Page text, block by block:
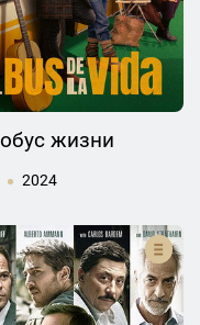
жизни
2024